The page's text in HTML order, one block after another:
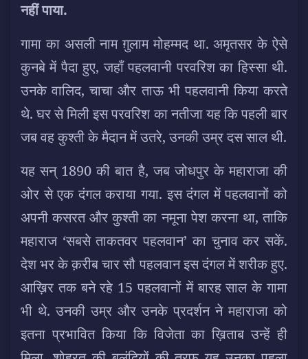
नहीं पाया.
गामा का असली नाम ग़ुलाम मोहम्मद था. अमृतसर के ऐसे
कुनबे में पैदा हुए, जहाँ पहलवानी परवरिश का हिस्सा थी.
उनके वालिद, चाचा और ताऊ भी पहलवानी किया करते
थे. घर से मिली इस परवरिश का नतीजा यह कि पहली बार
जब वह कुश्ती के मैदान में उतरे, उनकी उम्र दस साल थी.
यह सन् 1890 की बात है, जब जोधपुर के महाराजा की
ओर से एक दंगल कराया गया. इस दंगल में पहलवानों को
अपनी कसरत और कुश्ती का नमूना पेश करना था, ताकि
महाराज ‘सबसे ताकतवर पहलवान’ का चुनाव कर सकें.
देश भर के क़रीब चार सौ पहलवान इस दंगल में शरीक हुए.
आख़िर तक बने रहे 15 पहलवानों में बारह साल के गामा
भी थे. उनकी उम्र और उनके प्रदर्शन ने महाराजा को
इतना प्रभावित किया कि विजेता का ख़िताब उन्हें ही